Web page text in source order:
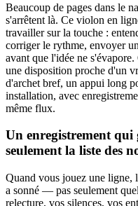
Beaucoup de pages dans le
s'arrêtent là. Ce violon en
travailler sur la touche :
corriger le rythme, envoyer
avant que l'idée ne
une disposition proche d'un
d'archet bref, un appui long
installation, avec
même flux.
Un enregistrement
seulement la liste des
Quand vous jouez une ligne,
a sonné — pas seulement
relecture, vos silences, vos